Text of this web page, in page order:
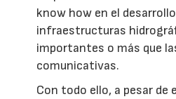
know how en el
infraestructuras
importantes o más que
comunicativas.
Con todo ello, a pesar de